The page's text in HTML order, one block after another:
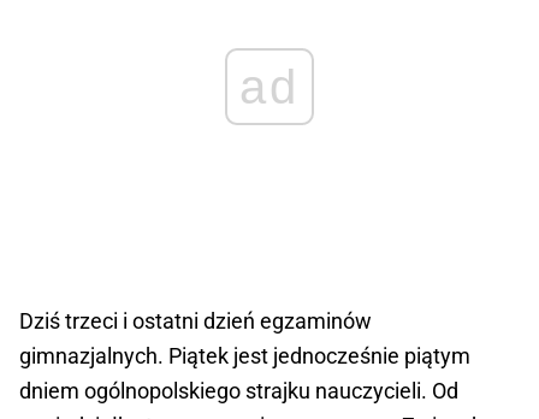
ad
Dziś trzeci i ostatni dzień egzaminów
gimnazjalnych. Piątek jest jednocześnie piątym
dniem ogólnopolskiego strajku nauczycieli. Od